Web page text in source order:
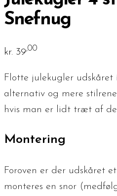
Snefnug
kr. 39,00
Flotte julekugler
alternativ og mere
hvis man er lidt træt af
Montering
Foroven er der udskåret
monteres en snor